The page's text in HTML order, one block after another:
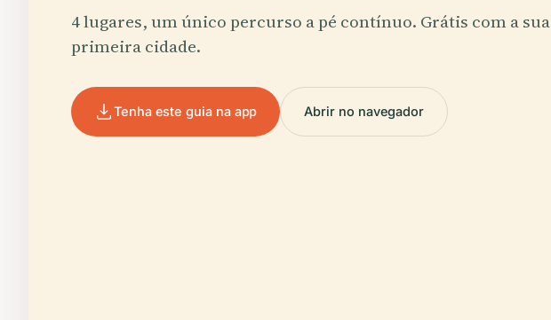
4 lugares, um único percurso a pé contínuo. Grátis com a sua
primeira cidade.
Tenha este guia na app Abrir no navegador